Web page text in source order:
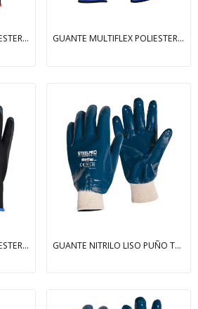
GUANTE MULTIFLEX POLIESTER NITRILO GUANTE MULTIFLEX POLIESTER LATEX
GUANTE MULTIFLEX POLIESTER PU SANITIZADO GUANTE NITRILO LISO PUÑO TEJIDO AZUL